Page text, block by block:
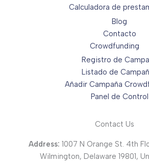
Calculadora de
Blog
Contacto
Crowdfunding
Registro de
Listado de
Añadir Campaña
Panel de Control
Contact Us
Address: 1007 N Orange St. 4th
Wilmington, Delaware 19801,